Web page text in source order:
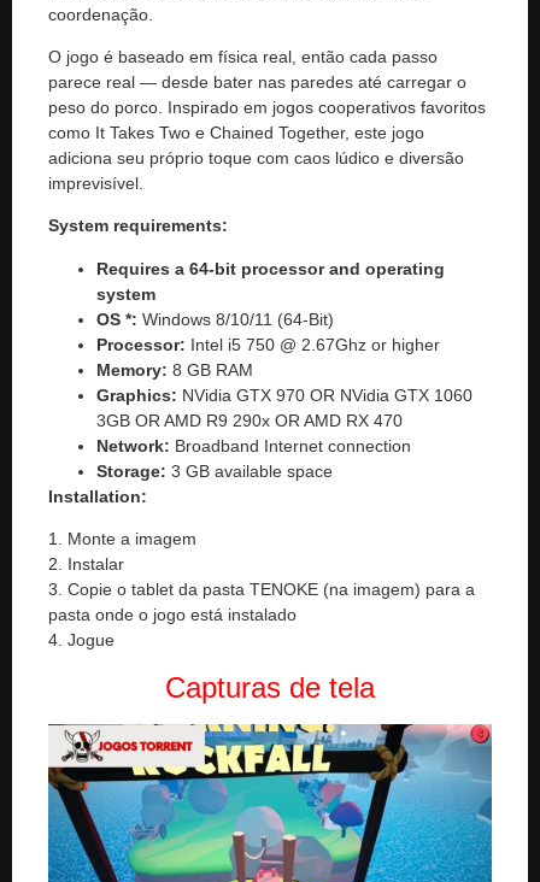
coordenação.
O jogo é baseado em física real, então cada passo
parece real — desde bater nas paredes até carregar o
peso do porco. Inspirado em jogos cooperativos favoritos
como It Takes Two e Chained Together, este jogo
adiciona seu próprio toque com caos lúdico e diversão
imprevisível.
System requirements:
Requires a 64-bit processor and operating
system
OS *: Windows 8/10/11 (64-Bit)
Processor: Intel i5 750 @ 2.67Ghz or higher
Memory: 8 GB RAM
Graphics: NVidia GTX 970 OR NVidia GTX 1060
3GB OR AMD R9 290x OR AMD RX 470
Network: Broadband Internet connection
Storage: 3 GB available space
Installation:
1. Monte a imagem
2. Instalar
3. Copie o tablet da pasta TENOKE (na imagem) para a
pasta onde o jogo está instalado
4. Jogue
Capturas de tela